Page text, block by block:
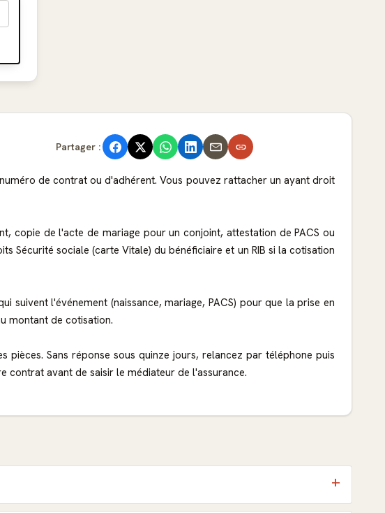
Partager :
de contrat ou d'adhérent. Vous pouvez rattacher un ayant droit
copie de l'acte de mariage pour un conjoint, attestation de PACS ou
Sécurité sociale (carte Vitale) du bénéficiaire et un RIB si la cotisation
suivent l'événement (naissance, mariage, PACS) pour que la prise en
montant de cotisation.
Sans réponse sous quinze jours, relancez par téléphone puis
avant de saisir le médiateur de l'assurance.